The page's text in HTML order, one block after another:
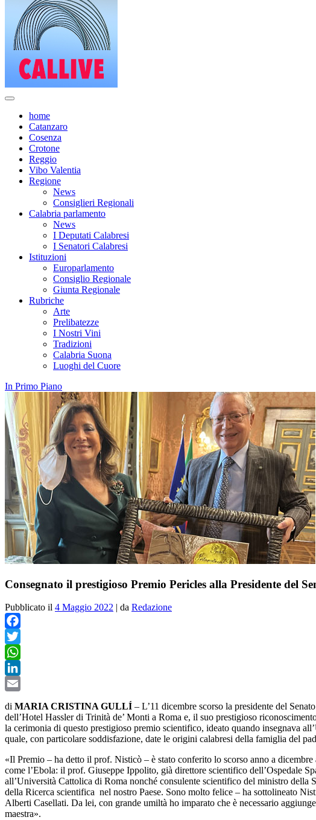
home
Catanzaro
Cosenza
Crotone
Reggio
Vibo Valentia
Regione
News
Consiglieri Regionali
Calabria parlamento
News
I Deputati Calabresi
I Senatori Calabresi
Istituzioni
Europarlamento
Consiglio Regionale
Giunta Regionale
Rubriche
Arte
Prelibatezze
I Nostri Vini
Tradizioni
Calabria Suona
Luoghi del Cuore
In Primo Piano
Consegnato il prestigioso Premio Pericles alla Presidente del
Pubblicato il 4 Maggio 2022 | da Redazione
Facebook
Twitter
WhatsApp
LinkedIn
di MARIA CRISTINA GULLÍ – L’11 dicembre scorso la presidente del
dell’Hotel Hassler di Trinità de’ Monti a Roma e, il suo prestigioso
la cerimonia di questo prestigioso premio scientifico, ideato quando insegnava
quale, con particolare soddisfazione, date le origini calabresi della famiglia del
«Il Premio – ha detto il prof. Nisticò – è stato conferito lo scorso anno a
come l’Ebola: il prof. Giuseppe Ippolito, già direttore scientifico dell’Ospedale
all’Università Cattolica di Roma nonché consulente scientifico del ministro della
della Ricerca scientifica nel nostro Paese. Sono molto felice – ha sottolineato
Alberti Casellati. Da lei, con grande umiltà ho imparato che è necessario
maestra».